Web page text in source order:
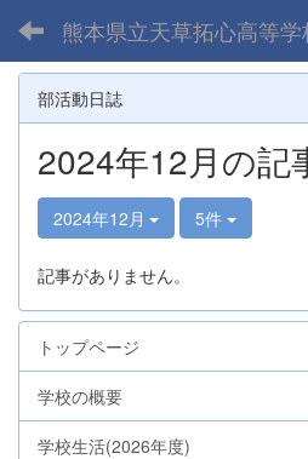
熊本県立天草拓心高等学
部活動日誌
2024年12月の記
2024年12月 5件
記事がありません。
トップページ
学校の概要
学校生活(2026年度)